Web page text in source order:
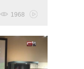
1968